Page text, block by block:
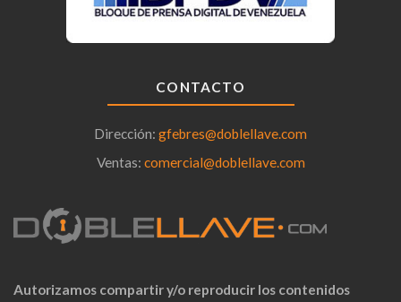
CONTACTO
Dirección: gfebres@doblellave.com
Ventas: comercial@doblellave.com
Autorizamos compartir y/o reproducir los contenidos